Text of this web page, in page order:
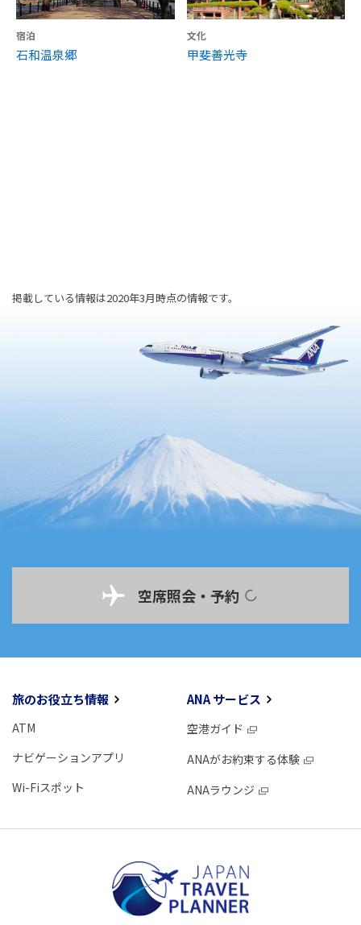
宿泊
石和温泉郷
文化
甲斐善光寺
掲載している情報は2020年3月時点の情報です。
空席照会・予約
旅のお役立ち情報
ATM
ナビゲーションアプリ
Wi-Fiスポット
ANA サービス
空港ガイド
ANAがお約束する体験
ANAラウンジ